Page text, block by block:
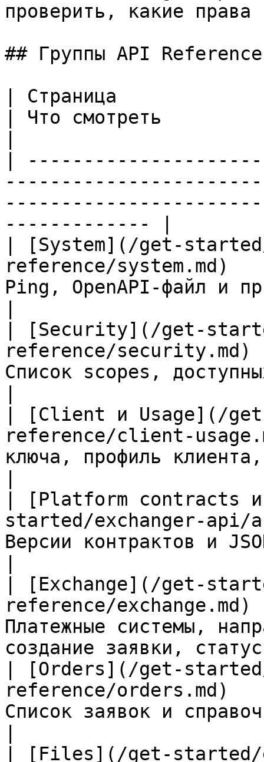
проверить, какие права
## Группы API Reference
| Страница
| Что смотреть
|
------------- |
| [System](/get-
reference/
Ping, OpenAPI-файл и
| [Security](/get-
reference/
Список scopes,
| [Client и Usage](/
reference/client-
ключа, профиль
| [Platform contracts
started/exchanger-
Версии контрактов и
| [Exchange](/get-
reference/
Платежные системы,
создание заявки,
| [Orders](/get-
reference/
Список заявок и
| [Files](/get-started/